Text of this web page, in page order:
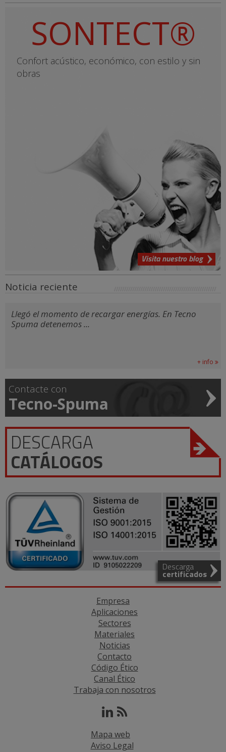
SONTECT®
Confort acústico, económico, con estilo y sin
obras
Visita nuestro blog
Noticia reciente
Llegó el momento de recargar energías. En Tecno
Spuma detenemos ...
+ info
Contacte con
Tecno-Spuma
DESCARGA
CATÁLOGOS
Descarga
certificados
Empresa
Aplicaciones
Sectores
Materiales
Noticias
Contacto
Código Ético
Canal Ético
Trabaja con nosotros
Mapa web
Aviso Legal